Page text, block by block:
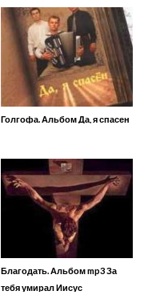
Голгофа. Альбом Да, я спасен
Благодать. Альбом mp3 За
тебя умирал Иисус